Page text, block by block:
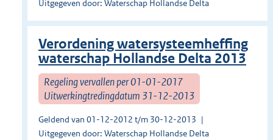
Uitgegeven door: Waterschap Hollandse Delta
Verordening watersysteemheffing
waterschap Hollandse Delta 2013
Regeling vervallen per 01-01-2017
Uitwerkingtredingdatum 31-12-2013
Geldend van 01-12-2012 t/m 30-12-2013
Uitgegeven door: Waterschap Hollandse Delta